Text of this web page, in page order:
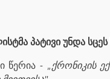
პატივი უნდა
წერია - „ქრონიკის